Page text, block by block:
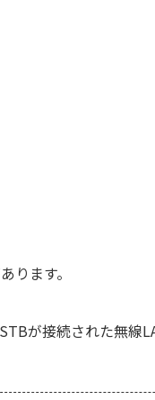
ります。
が接続された無線